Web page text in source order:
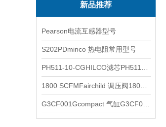
新品推荐
Pearson电流互感器型号
S202PDminco 热电阻常用型号